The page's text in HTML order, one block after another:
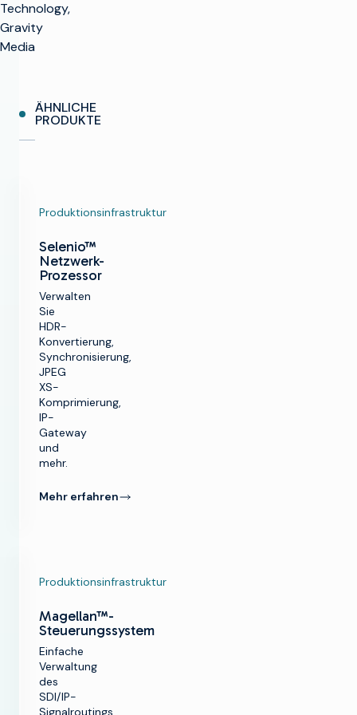
Technology,
Gravity
Media
ÄHNLICHE
PRODUKTE
Produktionsinfrastruktur
Selenio™
Netzwerk-
Prozessor
Verwalten
Sie
HDR-
Konvertierung,
Synchronisierung,
JPEG
XS-
Komprimierung,
IP-
Gateway
und
mehr.
Mehr erfahren
Produktionsinfrastruktur
Magellan™-
Steuerungssystem
Einfache
Verwaltung
des
SDI/IP-
Signalroutings